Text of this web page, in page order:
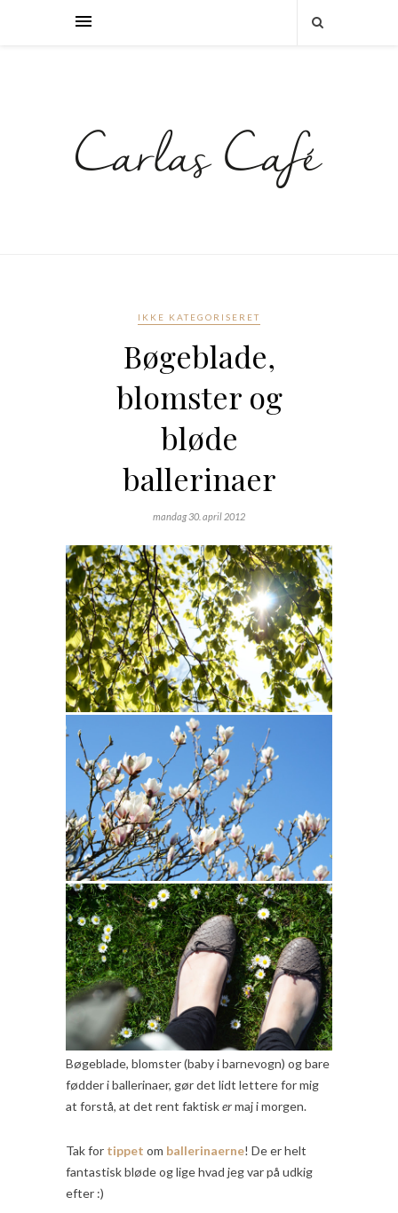
IKKE KATEGORISERET
Bøgeblade,
blomster og
bløde
ballerinaer
mandag 30. april 2012
Bøgeblade, blomster (baby i barnevogn) og bare
fødder i ballerinaer, gør det lidt lettere for mig
at forstå, at det rent faktiskermaj i morgen.
Tak for tippet om ballerinaerne! De er helt
fantastisk bløde og lige hvad jeg var på udkig
efter :)